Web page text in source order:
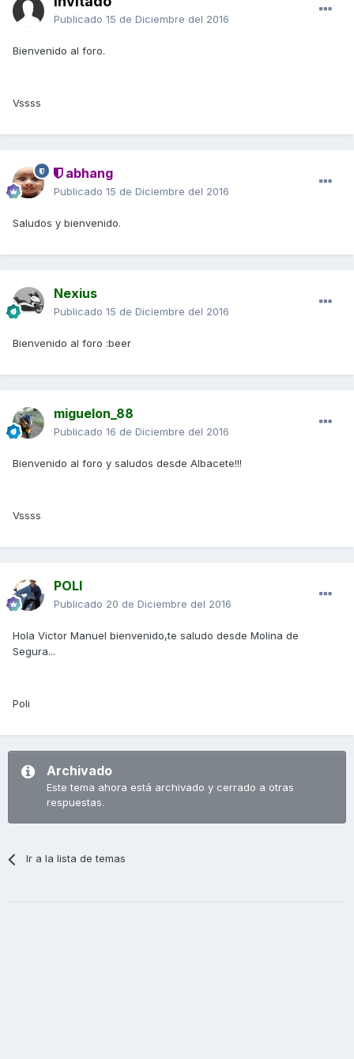
Publicado 15 de Diciembre del 2016
Bienvenido al foro.
Vssss
abhang
Publicado 15 de Diciembre del 2016
Saludos y bienvenido.
Nexius
Publicado 15 de Diciembre del 2016
Bienvenido al foro :beer
miguelon_88
Publicado 16 de Diciembre del 2016
Bienvenido al foro y saludos desde Albacete!!!
Vssss
POLI
Publicado 20 de Diciembre del 2016
Hola Victor Manuel bienvenido,te saludo desde Molina de
Segura...
Poli
Archivado
Este tema ahora está archivado y cerrado a otras
respuestas.
Ir a la lista de temas